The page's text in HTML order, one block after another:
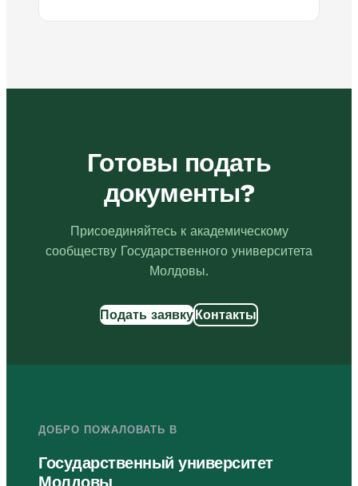
Готовы подать
документы?
Присоединяйтесь к академическому
сообществу Государственного университета
Молдовы.
Подать заявку Контакты
ДОБРО ПОЖАЛОВАТЬ В
Государственный университет